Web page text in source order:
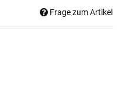
Frage zum Artikel